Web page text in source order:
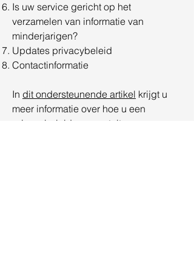
Is uw service gericht op het
verzamelen van informatie van
minderjarigen?
Updates privacybeleid
Contactinformatie
In dit ondersteunende artikel krijgt u
meer informatie over hoe u een
privacybeleid samenstelt.